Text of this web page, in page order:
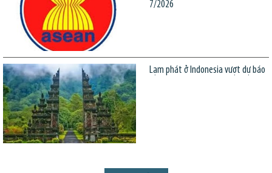
7/2026
Lạm phát ở Indonesia vượt dự báo